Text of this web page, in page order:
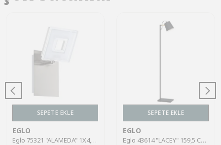
SEPETE EKLE
EGLO
Eglo 75321 "ALAMEDA" 1X4,5W Çelik Nikel Mat Sıva Üstü Spot
SEPETE EKLE
EGLO
Eglo 43614 "LACEY" 159,5 Cm Yüksekliğinde Çelik, Ahşap Köşe Lambası Lambader